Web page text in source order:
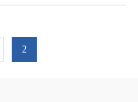
2